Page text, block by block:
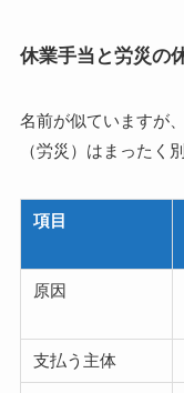
休業手当と労災の
名前が似ていますが
（労災）はまったく
項目
原因
支払う主体